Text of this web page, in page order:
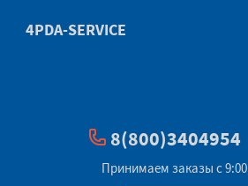
4PDA-SERVICE
8(800)3404954
Принимаем заказы с 9:00